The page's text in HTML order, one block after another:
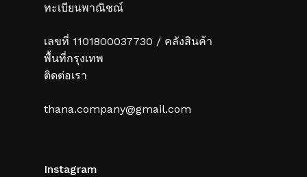
ทะเบียนพาณิชณ์
เลขที่ 1101800037730 / คลังสินค้า
พื้นที่กรุงเทพ
ติดต่อเรา
thana.company@gmail.com
Instagram